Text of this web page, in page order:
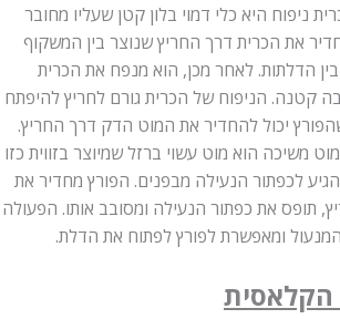
היא כלי דמוי בלון קטן שעליו מחובר
את הכרית דרך החריץ שנוצר בין המשקוף
לאחר מכן, הוא מנפח את הכרית
הניפוח של הכרית גורם לחריץ להיפתח
יכול להחדיר את המוט הדק דרך החריץ.
הוא מוט עשוי ברזל שמיוצר בזווית כזו
הנעילה מבפנים. הפורץ מחדיר את
את כפתור הנעילה ומסובב אותו. הפעולה
ומאפשרת לפורץ לפתוח את הדלת.